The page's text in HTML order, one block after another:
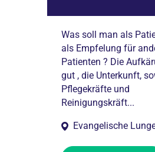
Was soll man als
als Empfelung für
Patienten ? Die
gut , die Unterkunft,
Pflegekräfte und
Reinigungskräft...
Evangelische